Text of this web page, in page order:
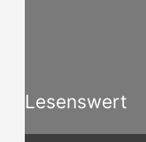
Lesenswert